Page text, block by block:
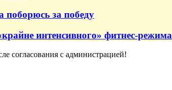
поборюсь за победу
интенсивного» фитнес-режима
согласования с администрацией!